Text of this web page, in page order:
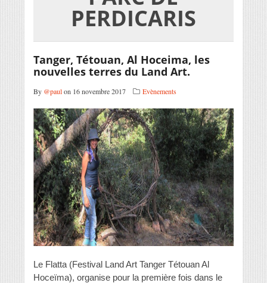
PERDICARIS
Tanger, Tétouan, Al Hoceima, les
nouvelles terres du Land Art.
By @paulon 16 novembre 2017 Evènements
Le Flatta (Festival Land Art Tanger Tétouan Al
Hoceïma), organise pour la première fois dans le